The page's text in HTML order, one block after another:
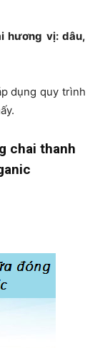
hương vị: dâu,
dụng quy trình
chai thanh